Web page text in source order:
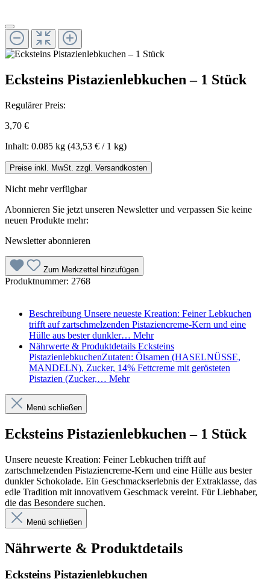
Ecksteins Pistazienlebkuchen – 1 Stück
Regulärer Preis:
3,70 €
Inhalt: 0.085 kg (43,53 € / 1 kg)
Preise inkl. MwSt. zzgl. Versandkosten
Nicht mehr verfügbar
Abonnieren Sie jetzt unseren Newsletter und verpassen Sie keine
neuen Produkte mehr:
Newsletter abonnieren
Zum Merkzettel hinzufügen
Produktnummer: 2768
Beschreibung Unsere neueste Kreation: Feiner Lebkuchen
trifft auf zartschmelzenden Pistaziencreme-Kern und eine
Hülle aus bester dunkler… Mehr
Nährwerte & Produktdetails Ecksteins
PistazienlebkuchenZutaten: Ölsamen (HASELNÜSSE,
MANDELN), Zucker, 14% Fettcreme mit gerösteten
Pistazien (Zucker,… Mehr
Menü schließen
Ecksteins Pistazienlebkuchen – 1 Stück
Unsere neueste Kreation: Feiner Lebkuchen trifft auf
zartschmelzenden Pistaziencreme-Kern und eine Hülle aus bester
dunkler Schokolade. Ein Geschmackserlebnis der Extraklasse, das
edle Tradition mit innovativem Geschmack vereint. Für Liebhaber,
die das Besondere suchen.
Menü schließen
Nährwerte & Produktdetails
Ecksteins Pistazienlebkuchen